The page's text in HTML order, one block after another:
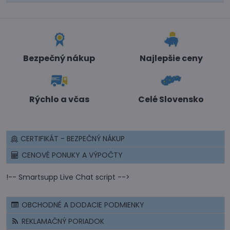
Bezpečný nákup Najlepšie ceny
Rýchlo a včas Celé Slovensko
CERTIFIKÁT - BEZPEČNÝ NÁKUP
CENOVÉ PONUKY A VÝPOČTY
!-- Smartsupp Live Chat script -->
OBCHODNÉ A DODACIE PODMIENKY
REKLAMAČNÝ PORIADOK